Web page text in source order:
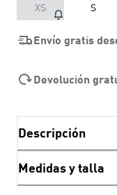
XS S
Envío gratis
Devolución
Descripción
Medidas y talla